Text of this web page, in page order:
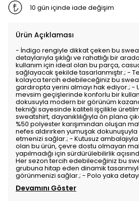
10 gün içinde iade değişim
Ürün Açıklaması
- İndigo rengiyle dikkat çeken bu
detaylarıyla şıklığı ve rahatlığı bir
kullanım için ideal olan bu parça,
sağlayacak şekilde tasarlanmıştır.; -
kolayca tercih edebileceğiniz bu
gardıropta yerini almayı hak ediyor.; -
mevsim geçişlerinde konforlu bir
dokusuyla modern bir görünüm
tekniği sayesinde kaliteli işçilikle
sweatshirt, dayanıklılığıyla ön plana
%50 polyester karışımından oluşan
nefes aldırırken yumuşak
etmenizi sağlar.; - Kutusuz
olan bu ürün, çevre dostu olmayan
yapılmadığı için sürdürülebilirlik
Her sezon tercih edebileceğiniz bu
grubuna hitap eden dinamik
görünmenizi sağlar.; - Polo yaka detayı
Devamını Göster